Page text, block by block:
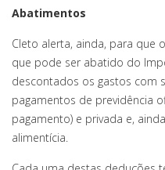
Abatimentos
Cleto alerta, ainda, para que
que pode ser abatido do
descontados os gastos com
pagamentos de previdência
pagamento) e privada e,
alimentícia.